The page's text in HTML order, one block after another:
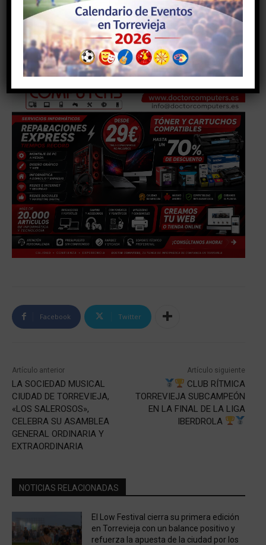
señalada garantizando la salud de todas las personas.
- Anuncio -
Facebook Twitter
Artículo anterior
LA SOCIEDAD MUSICAL
CIUDAD DE TORREVIEJA,
«LOS SALEROSOS»,
CELEBRA SU ASAMBLEA
GENERAL ORDINARIA Y
EXTRAORDINARIA
Artículo siguiente
CLUB RÍTMICA
TORREVIEJA SUBCAMPEÓN
EN LA FINAL DE LA LIGA
IBERDROLA
NOTICIAS RELACIONADAS
El Low Festival cierra su primera edición
en Torrevieja con un balance positivo y
refuerza la apuesta de la ciudad por los